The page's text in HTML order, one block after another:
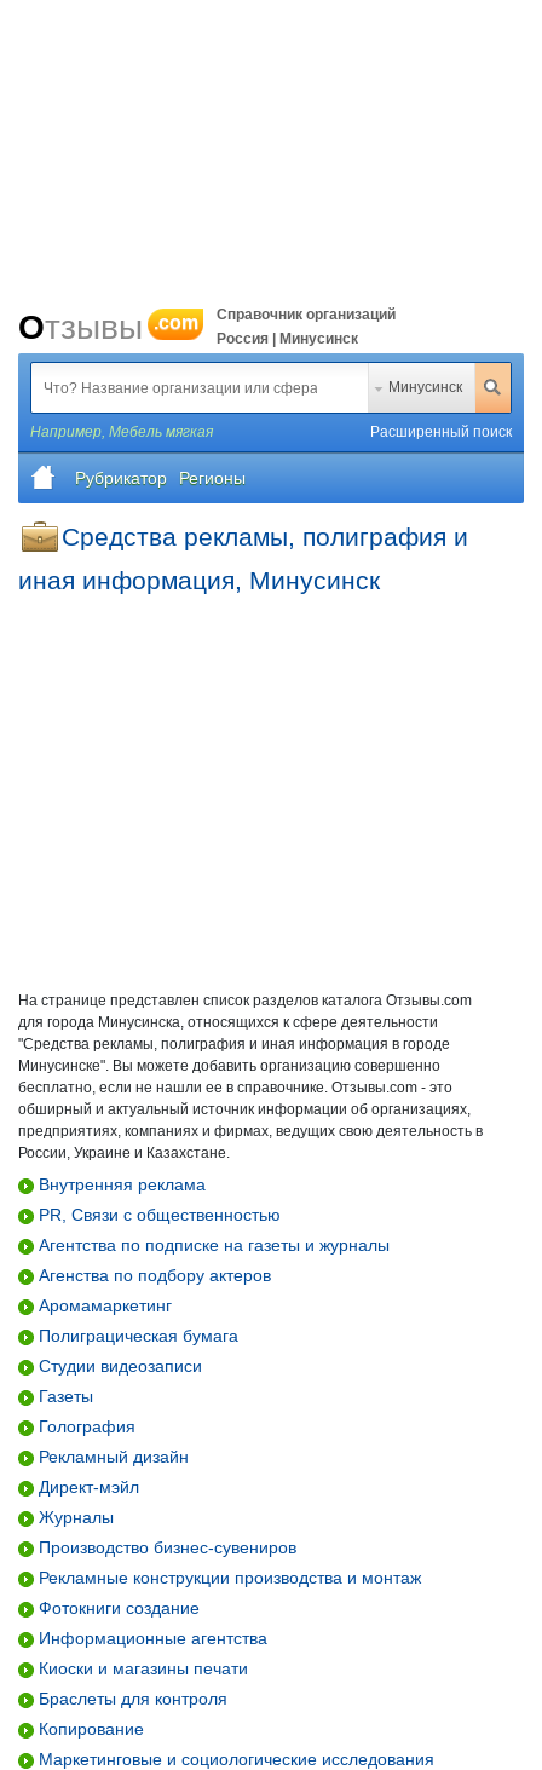
Отзывы .com
Справочник организаций
Россия | Минусинск
Минусинск
Например, Мебель мягкая Расширенный поиск
Рубрикатор Регионы
Средства рекламы, полиграфия и
иная информация, Минусинск
На странице представлен список разделов каталога Отзывы.com
для города Минусинска, относящихся к сфере деятельности
"Средства рекламы, полиграфия и иная информация в городе
Минусинске". Вы можете добавить организацию совершенно
бесплатно, если не нашли ее в справочнике. Отзывы.com - это
обширный и актуальный источник информации об организациях,
предприятиях, компаниях и фирмах, ведущих свою деятельность в
России, Украине и Казахстане.
Внутренняя реклама
PR, Связи с общественностью
Агентства по подписке на газеты и журналы
Агенства по подбору актеров
Аромамаркетинг
Полиграцическая бумага
Студии видеозаписи
Газеты
Голография
Рекламный дизайн
Директ-мэйл
Журналы
Производство бизнес-сувениров
Рекламные конструкции производства и монтаж
Фотокниги создание
Информационные агентства
Киоски и магазины печати
Браслеты для контроля
Копирование
Маркетинговые и социологические исследования